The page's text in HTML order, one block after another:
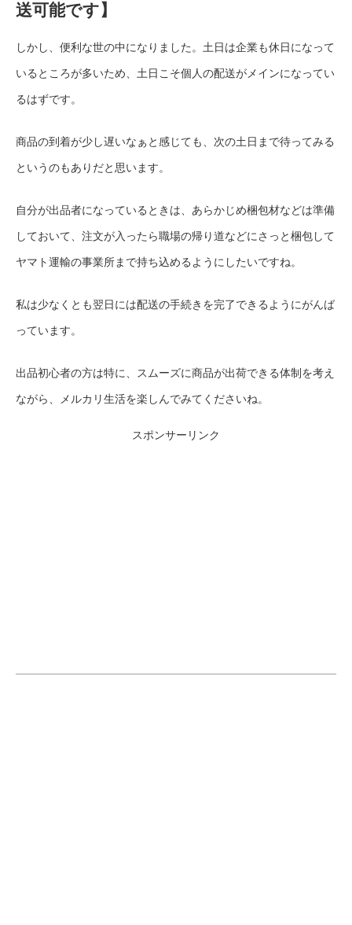
送可能です】
しかし、便利な世の中になりました。土日は企業も休日になって
いるところが多いため、土日こそ個人の配送がメインになってい
るはずです。
商品の到着が少し遅いなぁと感じても、次の土日まで待ってみる
というのもありだと思います。
自分が出品者になっているときは、あらかじめ梱包材などは準備
しておいて、注文が入ったら職場の帰り道などにさっと梱包して
ヤマト運輸の事業所まで持ち込めるようにしたいですね。
私は少なくとも翌日には配送の手続きを完了できるようにがんば
っています。
出品初心者の方は特に、スムーズに商品が出荷できる体制を考え
ながら、メルカリ生活を楽しんでみてくださいね。
スポンサーリンク